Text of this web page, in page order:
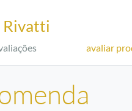
Rivatti
avaliar